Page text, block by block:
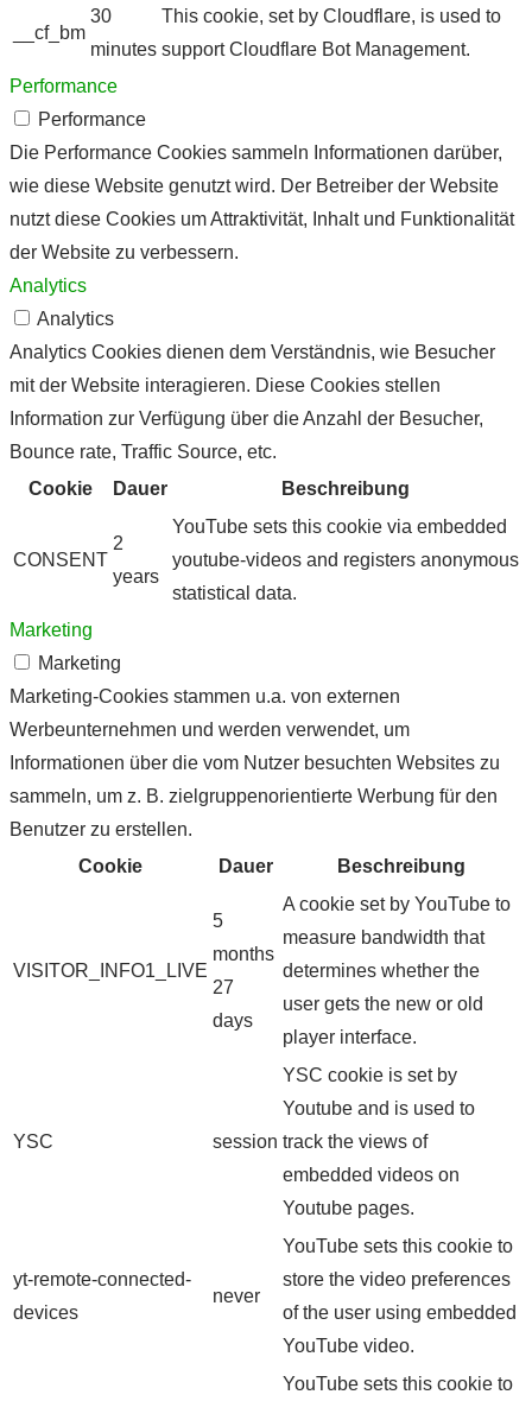
__cf_bm
30
minutes
This cookie, set by Cloudflare, is used to
support Cloudflare Bot Management.
Performance
Performance
Die Performance Cookies sammeln Informationen darüber,
wie diese Website genutzt wird. Der Betreiber der Website
nutzt diese Cookies um Attraktivität, Inhalt und Funktionalität
der Website zu verbessern.
Analytics
Analytics
Analytics Cookies dienen dem Verständnis, wie Besucher
mit der Website interagieren. Diese Cookies stellen
Information zur Verfügung über die Anzahl der Besucher,
Bounce rate, Traffic Source, etc.
Cookie
Dauer Beschreibung
CONSENT
2
years
YouTube sets this cookie via embedded
youtube-videos and registers anonymous
statistical data.
Marketing
Marketing
Marketing-Cookies stammen u.a. von externen
Werbeunternehmen und werden verwendet, um
Informationen über die vom Nutzer besuchten Websites zu
sammeln, um z. B. zielgruppenorientierte Werbung für den
Benutzer zu erstellen.
Cookie
Dauer Beschreibung
VISITOR_INFO1_LIVE
5
months
27
days
A cookie set by YouTube to
measure bandwidth that
determines whether the
user gets the new or old
player interface.
YSC session
YSC cookie is set by
Youtube and is used to
track the views of
embedded videos on
Youtube pages.
yt-remote-connected-
devices
never
YouTube sets this cookie to
store the video preferences
of the user using embedded
YouTube video.
YouTube sets this cookie to